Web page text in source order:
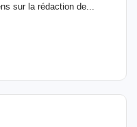
sur la rédaction de...